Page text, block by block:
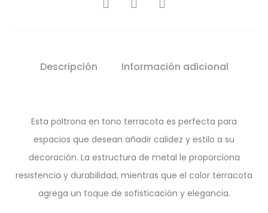
Descripción Información adicional
Esta poltrona en tono terracota es perfecta para
espacios que desean añadir calidez y estilo a su
decoración. La estructura de metal le proporciona
resistencia y durabilidad, mientras que el color terracota
agrega un toque de sofisticación y elegancia.